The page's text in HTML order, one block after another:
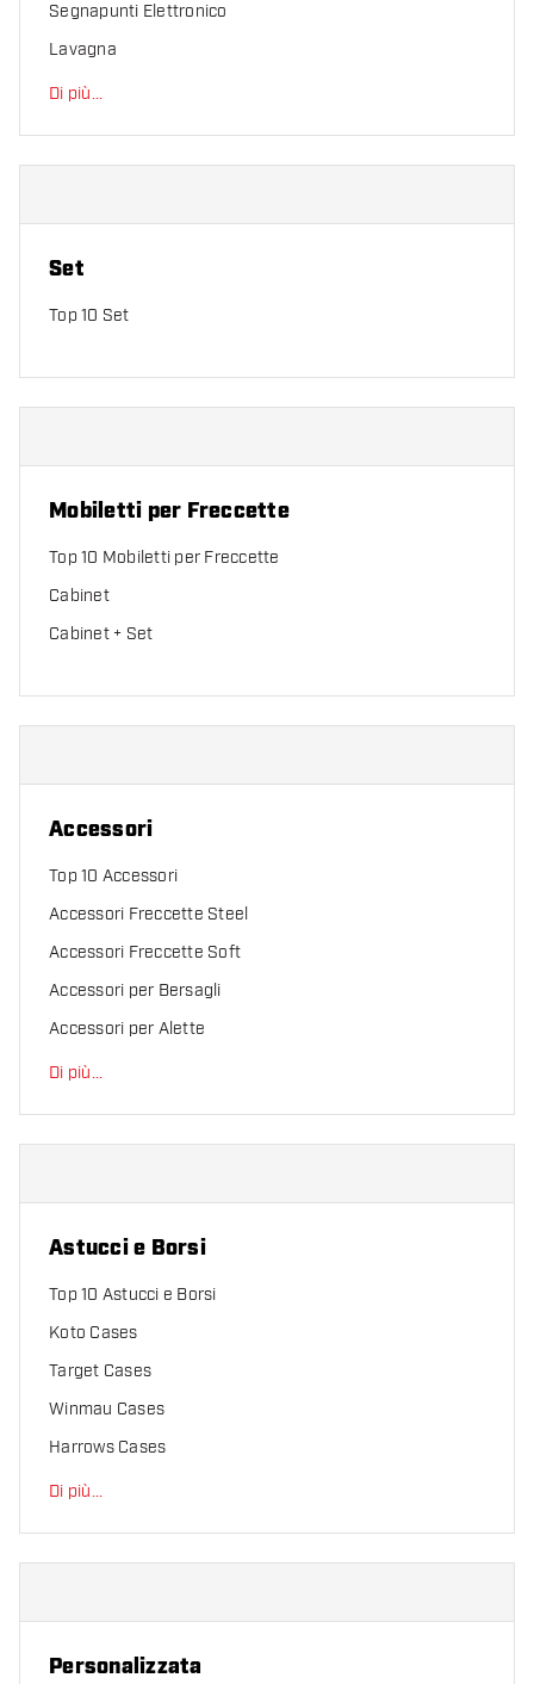
Segnapunti Elettronico
Lavagna
Di più...
Set
Top 10 Set
Mobiletti per Freccette
Top 10 Mobiletti per Freccette
Cabinet
Cabinet + Set
Accessori
Top 10 Accessori
Accessori Freccette Steel
Accessori Freccette Soft
Accessori per Bersagli
Accessori per Alette
Di più...
Astucci e Borsi
Top 10 Astucci e Borsi
Koto Cases
Target Cases
Winmau Cases
Harrows Cases
Di più...
Personalizzata